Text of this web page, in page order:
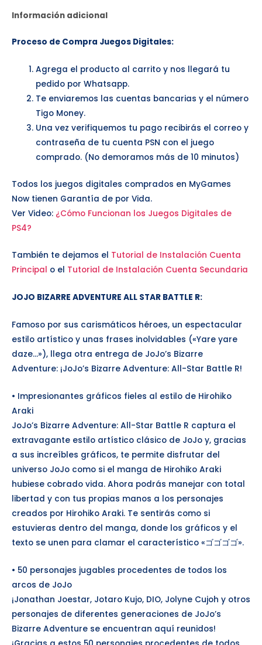
Información adicional
Proceso de Compra Juegos Digitales:
Agrega el producto al carrito y nos llegará tu
pedido por Whatsapp.
Te enviaremos las cuentas bancarias y el número
Tigo Money.
Una vez verifiquemos tu pago recibirás el correo y
contraseña de tu cuenta PSN con el juego
comprado. (No demoramos más de 10 minutos)
Todos los juegos digitales comprados en MyGames
Now tienen Garantía de por Vida.
Ver Video: ¿Cómo Funcionan los Juegos Digitales de
PS4?
También te dejamos el Tutorial de Instalación Cuenta
Principal o el Tutorial de Instalación Cuenta Secundaria
JOJO BIZARRE ADVENTURE ALL STAR BATTLE R:
Famoso por sus carismáticos héroes, un espectacular
estilo artístico y unas frases inolvidables («Yare yare
daze…»), llega otra entrega de JoJo’s Bizarre
Adventure: ¡JoJo’s Bizarre Adventure: All-Star Battle R!
• Impresionantes gráficos fieles al estilo de Hirohiko
Araki
JoJo’s Bizarre Adventure: All-Star Battle R captura el
extravagante estilo artístico clásico de JoJo y, gracias
a sus increíbles gráficos, te permite disfrutar del
universo JoJo como si el manga de Hirohiko Araki
hubiese cobrado vida. Ahora podrás manejar con total
libertad y con tus propias manos a los personajes
creados por Hirohiko Araki. Te sentirás como si
estuvieras dentro del manga, donde los gráficos y el
texto se unen para clamar el característico «ゴゴゴゴ».
• 50 personajes jugables procedentes de todos los
arcos de JoJo
¡Jonathan Joestar, Jotaro Kujo, DIO, Jolyne Cujoh y otros
personajes de diferentes generaciones de JoJo’s
Bizarre Adventure se encuentran aquí reunidos!